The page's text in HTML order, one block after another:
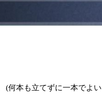
(何本も立てずに一本でよい